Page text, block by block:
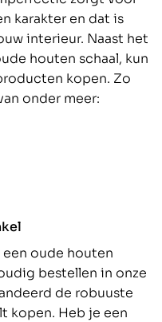
karakter en dat is
interieur. Naast het
houten schaal, kun
kopen. Zo
onder meer:
oude houten
bestellen in onze
de robuuste
kopen. Heb je een